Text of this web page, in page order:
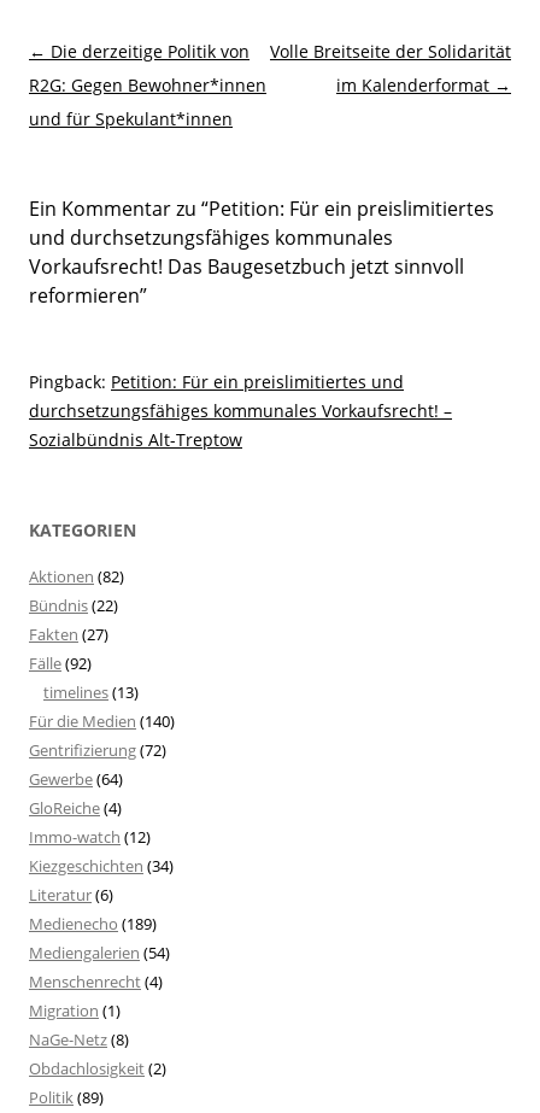
Beitragsnavigation
← Die derzeitige Politik von
R2G: Gegen Bewohner*innen
und für Spekulant*innen
Volle Breitseite der Solidarität
im Kalenderformat →
Ein Kommentar zu “Petition: Für ein preislimitiertes
und durchsetzungsfähiges kommunales
Vorkaufsrecht! Das Baugesetzbuch jetzt sinnvoll
reformieren”
Pingback: Petition: Für ein preislimitiertes und
durchsetzungsfähiges kommunales Vorkaufsrecht! –
Sozialbündnis Alt-Treptow
KATEGORIEN
Aktionen (82)
Bündnis(22)
Fakten (27)
Fälle(92)
timelines(13)
Für die Medien (140)
Gentrifizierung(72)
Gewerbe(64)
GloReiche(4)
Immo-watch (12)
Kiezgeschichten (34)
Literatur(6)
Medienecho (189)
Mediengalerien (54)
Menschenrecht(4)
Migration (1)
NaGe-Netz(8)
Obdachlosigkeit(2)
Politik(89)